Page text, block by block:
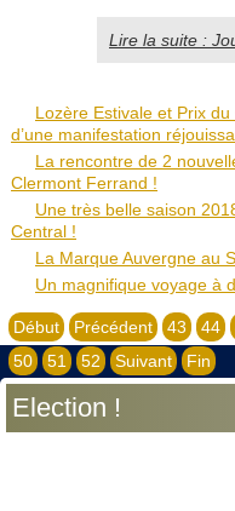
Lire la suite :
Lozère Estivale et Prix
d’une manifestation
La rencontre de 2
Clermont Ferrand !
Une très belle saison
Central !
La Marque Auvergne au
Un magnifique voyage à
Début Précédent 43 44
50
51 52 Suivant Fin
Election !